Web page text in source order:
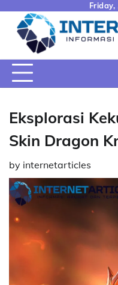
content
Eksplorasi
Skin Dragon
by internetarticles